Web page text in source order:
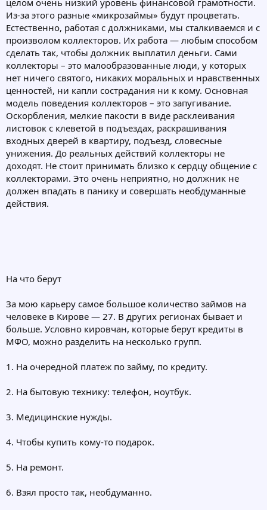
Из-за этого разные «микрозаймы» будут процветать.
Естественно, работая с должниками, мы сталкиваемся и с
произволом коллекторов. Их работа — любым способом
сделать так, чтобы должник выплатил деньги. Сами
коллекторы – это малообразованные люди, у которых
нет ничего святого, никаких моральных и нравственных
ценностей, ни капли сострадания ни к кому. Основная
модель поведения коллекторов – это запугивание.
Оскорбления, мелкие пакости в виде расклеивания
листовок с клеветой в подъездах, раскрашивания
входных дверей в квартиру, подъезд, словесные
унижения. До реальных действий коллекторы не
доходят. Не стоит принимать близко к сердцу общение с
коллекторами. Это очень неприятно, но должник не
должен впадать в панику и совершать необдуманные
действия.
На что берут
За мою карьеру самое большое количество займов на
человеке в Кирове — 27. В других регионах бывает и
больше. Условно кировчан, которые берут кредиты в
МФО, можно разделить на несколько групп.
1. На очередной платеж по займу, по кредиту.
2. На бытовую технику: телефон, ноутбук.
3. Медицинские нужды.
4. Чтобы купить кому-то подарок.
5. На ремонт.
6. Взял просто так, необдуманно.